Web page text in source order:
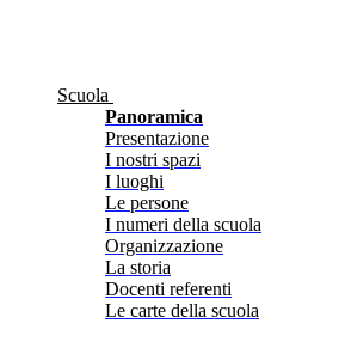
Scuola
Panoramica
Presentazione
I nostri spazi
I luoghi
Le persone
I numeri della scuola
Organizzazione
La storia
Docenti referenti
Le carte della scuola